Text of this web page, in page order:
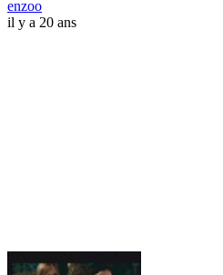
enzoo
il y a 20 ans